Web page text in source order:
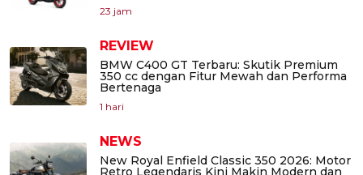
23 jam
REVIEW
BMW C400 GT Terbaru: Skutik Premium
350 cc dengan Fitur Mewah dan Performa
Bertenaga
1 hari
NEWS
New Royal Enfield Classic 350 2026: Motor
Retro Legendaris Kini Makin Modern dan